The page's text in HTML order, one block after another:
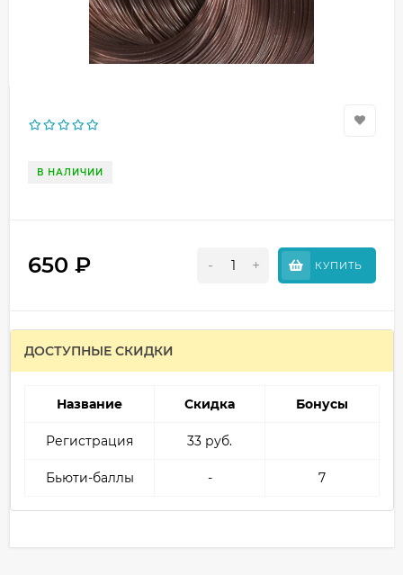
В НАЛИЧИИ
650 ₽ - + КУПИТЬ
ДОСТУПНЫЕ СКИДКИ
Название Скидка Бонусы
Регистрация 33 руб.
Бьюти-баллы - 7